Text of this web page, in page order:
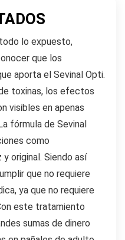
lo expuesto,
que los
aporta el Sevinal Opti.
toxinas, los efectos
visibles en apenas
fórmula de Sevinal
como
original. Siendo así
que no requiere
ya que no requiere
este tratamiento
sumas de dinero